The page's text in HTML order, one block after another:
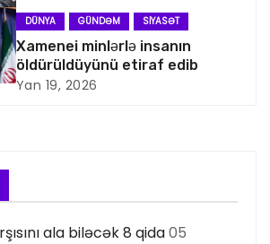
DÜNYA GÜNDƏM SIYASƏT
Xamenei minlərlə insanın
öldürüldüyünü etiraf edib
Yan 19, 2026
ala biləcək 8 qida05